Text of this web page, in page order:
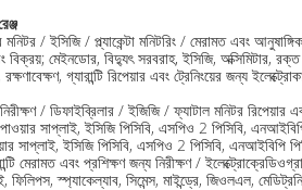
/ ইসিজি / প্ল্যাকেন্টা মনিটরিং / মেরামত এবং
বিক্রয়; মেইনডোর, বিদ্যুৎ সরবরাহ, ইসিজি, অক্সিমিটার,
গ্যারান্টি রিপেয়ার এবং ট্রেনিংয়ের জন্য
/ ডিফাইব্রিলার / ইজিজি / ফ্যাটাল মনিটর
সাপ্লাই, ইসিজি পিসিবি, এসপিও 2 পিসিবি,
সাপ্লাই, ইসিজি পিসিবি, এসপিও 2 পিসিবি, এনআইবিপি
মেরামত এবং প্রশিক্ষণ জন্য নিরীক্ষণ /
ফিলিপস, স্প্যাকেল্যাব, সিমেন্স, মাইন্ড্রে, জিওলএল,